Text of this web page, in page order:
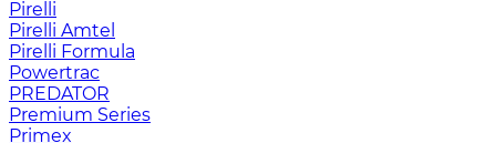
Pirelli
Pirelli Amtel
Pirelli Formula
Powertrac
PREDATOR
Premium Series
Primex